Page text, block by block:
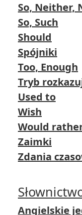
So, Neither,
So, Such
Should
Spójniki
Too, Enough
Tryb
Used to
Wish
Would
Zaimki
Zdania
Angielskie